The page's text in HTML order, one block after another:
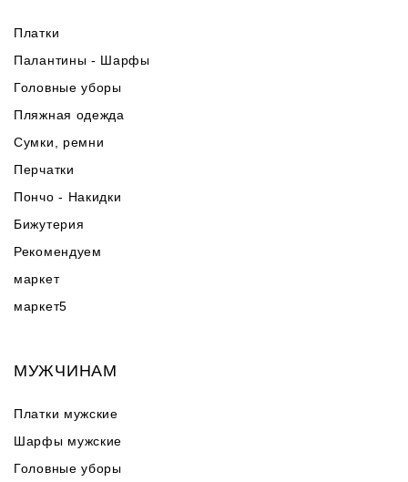
Платки
Палантины - Шарфы
Головные уборы
Пляжная одежда
Сумки, ремни
Перчатки
Пончо - Накидки
Бижутерия
Рекомендуем
маркет
маркет5
МУЖЧИНАМ
Платки мужские
Шарфы мужские
Головные уборы